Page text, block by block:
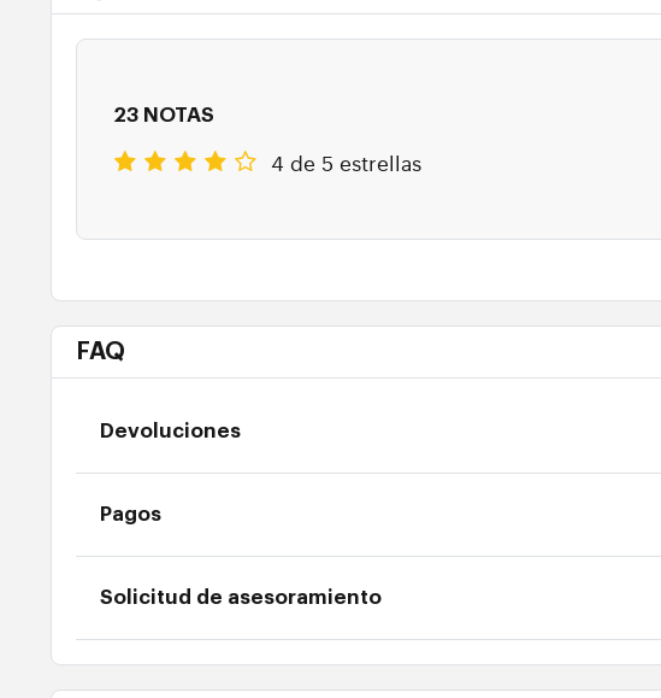
23 NOTAS
4 de 5 estrellas
FAQ
Devoluciones
Pagos
Solicitud de asesoramiento